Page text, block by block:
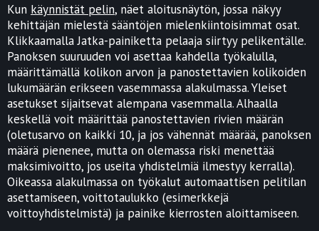
Kun käynnistät pelin, näet aloitusnäytön, jossa näkyy
kehittäjän mielestä sääntöjen mielenkiintoisimmat osat.
Klikkaamalla Jatka-painiketta pelaaja siirtyy pelikentälle.
Panoksen suuruuden voi asettaa kahdella työkalulla,
määrittämällä kolikon arvon ja panostettavien kolikoiden
lukumäärän erikseen vasemmassa alakulmassa. Yleiset
asetukset sijaitsevat alempana vasemmalla. Alhaalla
keskellä voit määrittää panostettavien rivien määrän
(oletusarvo on kaikki 10, ja jos vähennät määrää, panoksen
määrä pienenee, mutta on olemassa riski menettää
maksimivoitto, jos useita yhdistelmiä ilmestyy kerralla).
Oikeassa alakulmassa on työkalut automaattisen pelitilan
asettamiseen, voittotaulukko (esimerkkejä
voittoyhdistelmistä) ja painike kierrosten aloittamiseen.